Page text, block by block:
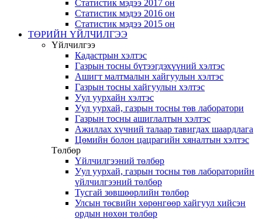
Статистик мэдээ 2017 он
Статистик мэдээ 2016 он
Статистик мэдээ 2015 он
ТӨРИЙН ҮЙЛЧИЛГЭЭ
Үйлчилгээ
Кадастрын хэлтэс
Газрын тосны бүтээгдэхүүний хэлтэс
Ашигт малтмалын хайгуулын хэлтэс
Газрын тосны хайгуулын хэлтэс
Уул уурхайн хэлтэс
Уул уурхай, газрын тосны төв лаборатори
Газрын тосны ашиглалтын хэлтэс
Ажиллах хүчний талаар тавигдах шаардлага
Цөмийн болон цацрагийн хяналтын хэлтэс
Төлбөр
Үйлчилгээний төлбөр
Уул уурхай, газрын тосны төв лабораторийн
үйлчилгээний төлбөр
Тусгай зөвшөөрлийн төлбөр
Улсын төсвийн хөрөнгөөр хайгуул хийсэн
ордын нөхөн төлбөр